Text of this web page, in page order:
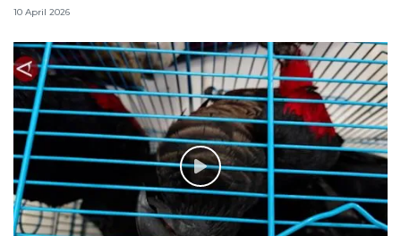
10 April 2026